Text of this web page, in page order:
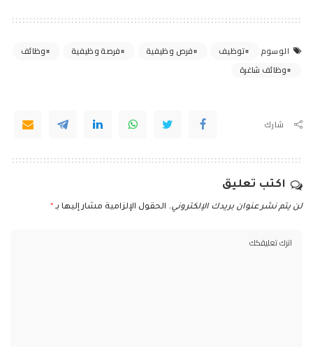
الوسوم توظيف فرص وظيفية فرصة وظيفية
وظائف
وظائف شاغرة
شارك
اكتب تعليق
لن يتم نشر عنوان بريدك الإلكتروني. الحقول الإلزامية مشار إليها بـ *